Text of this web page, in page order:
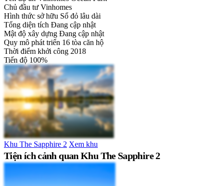
Chủ đầu tư Vinhomes
Hình thức sở hữu Sổ đỏ lâu dài
Tổng diện tích Đang cập nhật
Mật độ xây dựng Đang cập nhật
Quy mô phát triển 16 tòa căn hộ
Thời điểm khởi công 2018
Tiến độ 100%
Khu The Sapphire 2 Xem khu
Tiện ích cảnh quan Khu The Sapphire 2